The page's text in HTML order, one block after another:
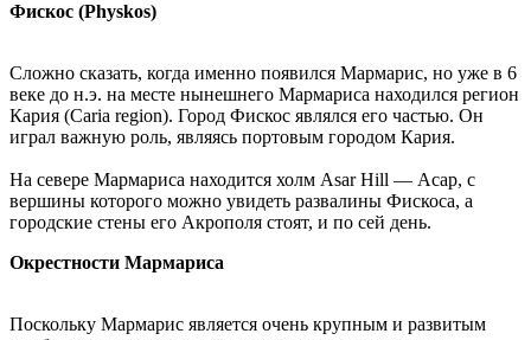
Фискос (Physkos)
Сложно сказать, когда именно появился Мармарис, но уже в 6
веке до н.э. на месте нынешнего Мармариса находился регион
Кария (Caria region). Город Фискос являлся его частью. Он
играл важную роль, являясь портовым городом Кария.
На севере Мармариса находится холм Asar Hill — Асар, с
вершины которого можно увидеть развалины Фискоса, а
городские стены его Акрополя стоят, и по сей день.
Окрестности Мармариса
Поскольку Мармарис является очень крупным и развитым